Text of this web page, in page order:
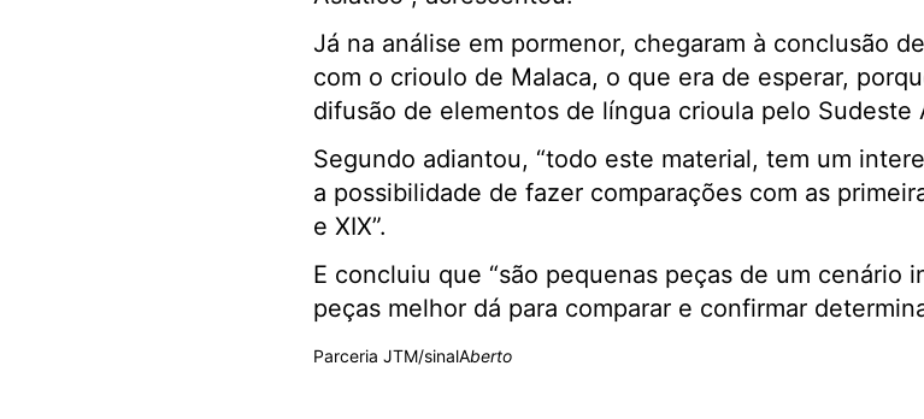
Já na análise em pormenor, chegaram à conclusão
com o crioulo de Malaca, o que era de esperar,
difusão de elementos de língua crioula pelo Sudeste
Segundo adiantou, “todo este material, tem um
a possibilidade de fazer comparações com as
e XIX”.
E concluiu que “são pequenas peças de um cenário
peças melhor dá para comparar e confirmar
Parceria JTM/sinalAberto